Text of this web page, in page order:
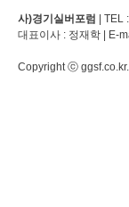
사)경기실버포럼 | TEL :
대표이사 : 정재학 | E-
Copyright ⓒ